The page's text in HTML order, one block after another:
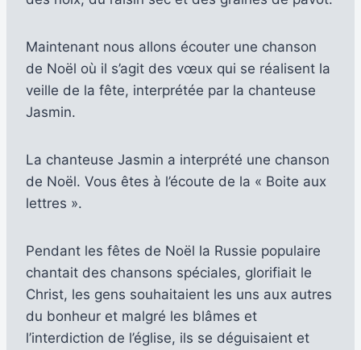
Maintenant nous allons écouter une chanson
de Noël où il s’agit des vœux qui se réalisent la
veille de la fête, interprétée par la chanteuse
Jasmin.
La chanteuse Jasmin a interprété une chanson
de Noël. Vous êtes à l’écoute de la « Boite aux
lettres ».
Pendant les fêtes de Noël la Russie populaire
chantait des chansons spéciales, glorifiait le
Christ, les gens souhaitaient les uns aux autres
du bonheur et malgré les blâmes et
l’interdiction de l’église, ils se déguisaient et